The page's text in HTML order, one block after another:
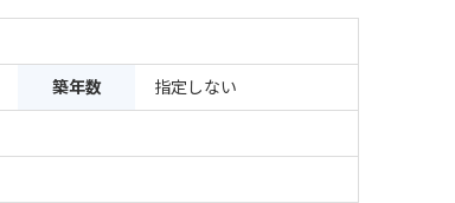
築年数
指定しない